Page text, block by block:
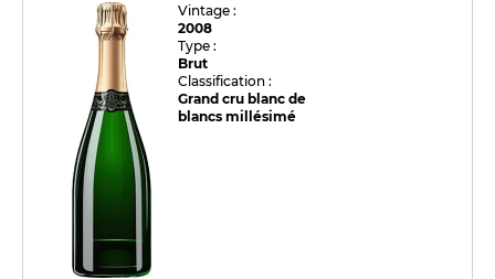
Vintage :
2008
Type :
Brut
Classification :
Grand cru blanc de
blancs millésimé